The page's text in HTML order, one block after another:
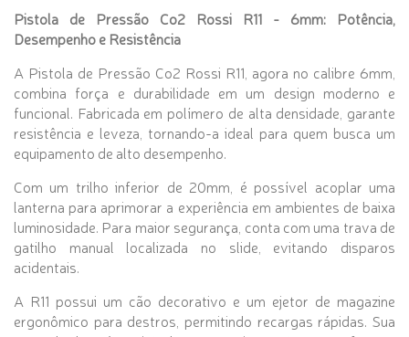
Pistola de Pressão Co2 Rossi R11 - 6mm: Potência,
Desempenho e Resistência
A Pistola de Pressão Co2 Rossi R11, agora no calibre 6mm,
combina força e durabilidade em um design moderno e
funcional. Fabricada em polímero de alta densidade, garante
resistência e leveza, tornando-a ideal para quem busca um
equipamento de alto desempenho.
Com um trilho inferior de 20mm, é possível acoplar uma
lanterna para aprimorar a experiência em ambientes de baixa
luminosidade. Para maior segurança, conta com uma trava de
gatilho manual localizada no slide, evitando disparos
acidentais.
A R11 possui um cão decorativo e um ejetor de magazine
ergonômico para destros, permitindo recargas rápidas. Sua